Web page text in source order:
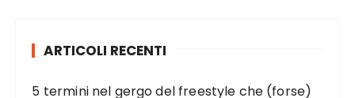
ARTICOLI RECENTI
5 termini nel gergo del freestyle che (forse)